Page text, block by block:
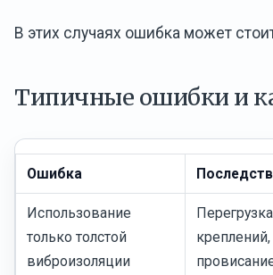
В этих случаях ошибка может
Типичные ошибки и
Ошибка
Использование
только толстой
виброизоляции
Перегрузка
креплений,